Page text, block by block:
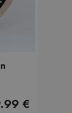
€